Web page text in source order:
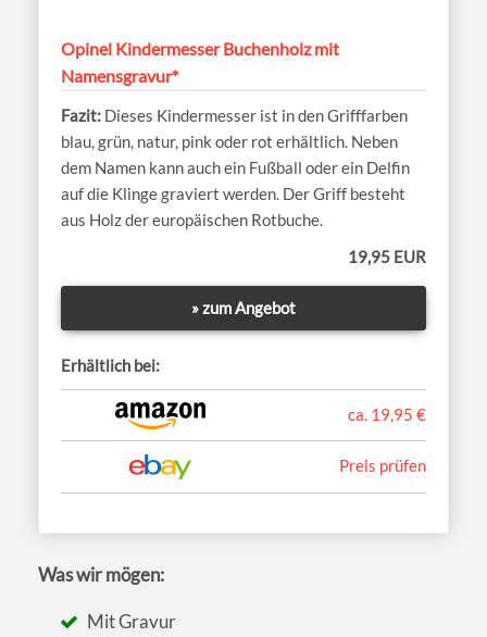
Opinel Kindermesser Buchenholz mit
Namensgravur*
Dieses Kindermesser ist in den Grifffarben
blau, grün, natur, pink oder rot erhältlich. Neben
dem Namen kann auch ein Fußball oder ein Delfin
auf die Klinge graviert werden. Der Griff besteht
aus Holz der europäischen Rotbuche.
19,95 EUR
» zum Angebot
Erhältlich bei:
ca. 19,95 €
Preis prüfen
Was wir mögen:
Mit Gravur